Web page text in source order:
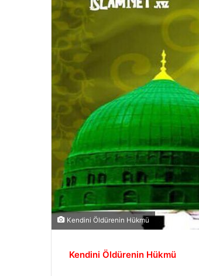
Kendini Öldürenin Hükmü
Kendini Öldürenin Hükmü